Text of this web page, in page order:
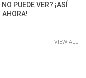
PUEDE VER? ¡ASÍ
AHORA!
VIEW ALL